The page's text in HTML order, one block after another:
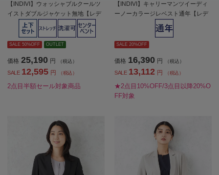
【INDIVI】ウォッシャブルクールツ
イストダブルジャケット無地【レデ
ィース】
SALE 50%OFF OUTLET
価格 25,190 円 （税込）
SALE 12,595 円 （税込）
2点目半額セール対象商品
【INDIVI】キャリーマンツイーディ
ーノーカラージレベスト通年【レデ
SALE 20%OFF
価格 16,390 円 （税込）
SALE 13,112 円 （税込）
★2点目10%OFF/3点目以降20%O
FF対象